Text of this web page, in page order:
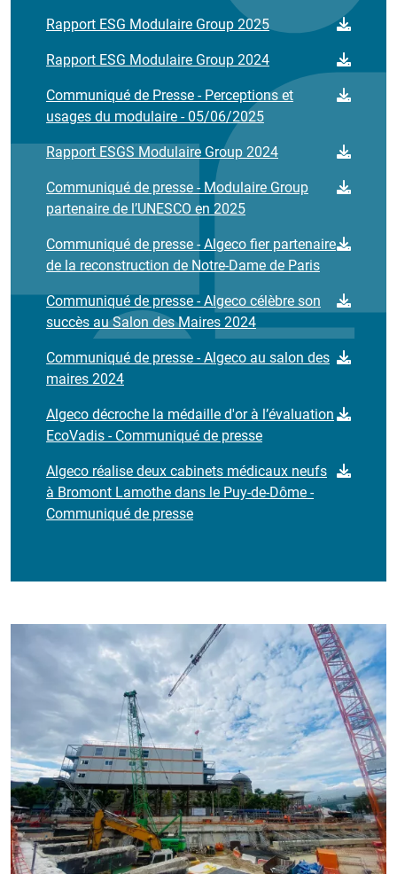
Rapport ESG Modulaire Group 2025
Rapport ESG Modulaire Group 2024
Communiqué de Presse - Perceptions et
usages du modulaire - 05/06/2025
Rapport ESGS Modulaire Group 2024
Communiqué de presse - Modulaire Group
partenaire de l’UNESCO en 2025
Communiqué de presse - Algeco fier partenaire
de la reconstruction de Notre-Dame de Paris
Communiqué de presse - Algeco célèbre son
succès au Salon des Maires 2024
Communiqué de presse - Algeco au salon des
maires 2024
Algeco décroche la médaille d'or à l’évaluation
EcoVadis - Communiqué de presse
Algeco réalise deux cabinets médicaux neufs
à Bromont Lamothe dans le Puy-de-Dôme -
Communiqué de presse